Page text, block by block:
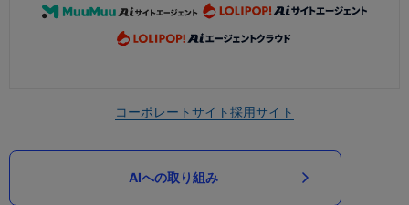
コーポレートサイト採用サイト
AIへの取り組み